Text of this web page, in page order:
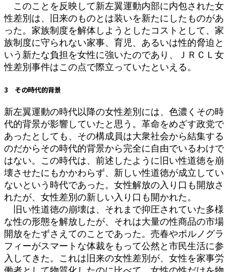
このことを反映して新左翼運動内部に内包された女
性差別は、旧来のものとは装いを新たにしたものがあ
った。家族制度を解体しようとしたコストとして、家
族制度に守られない家事、育児、あるいは性的脅迫と
いう新たな負担を女性に強いたのであり、ＪＲＣＬ女
性差別事件はこの点で際立っていたといえる。
3 その時代的背景
新左翼運動の時代以降の女性差別には、色濃くその時
代的背景が影響していたと思う。革命をめざす政党で
あったとしても、その構成員は大衆社会から結集する
のだからその時代的背景から完全に自由でいるわけで
はない。この時代は、前述したように旧い性道徳を崩
壊させたにもかかわらず、新しい性道徳が成立してい
ないという時代であった。女性解放の入り口も開放さ
れたが、女性差別の新しい入り口も開かれた。
旧い性道徳の崩壊は、それまで抑圧されていた多様
な性の形態を解放したが、それは大量の性商品の市場
開放をたずさえてのことであった。売春やポルノグラ
フィーがスマートな体裁をもって公然と市民生活に参
入してきた。これは旧来の女性差別が、女性を家事労